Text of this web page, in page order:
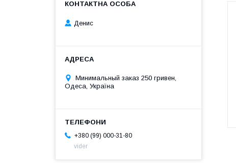
забезпечує оптимальний догляд
і ріст рослин. Об'єм вазона — 4
Денис
Минимальный заказ 250 гривен,
Одеса, Україна
+380 (99) 000-31-80
vider